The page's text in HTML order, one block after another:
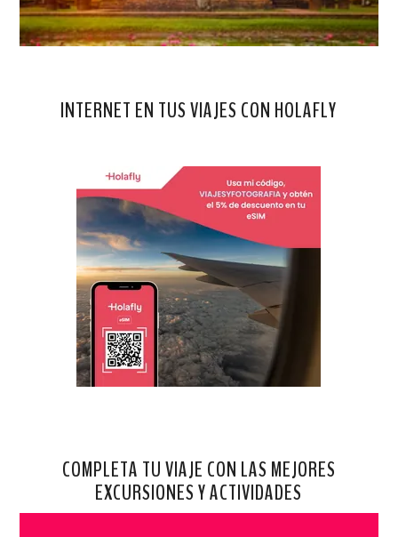
INTERNET EN TUS VIAJES CON HOLAFLY
COMPLETA TU VIAJE CON LAS MEJORES
EXCURSIONES Y ACTIVIDADES